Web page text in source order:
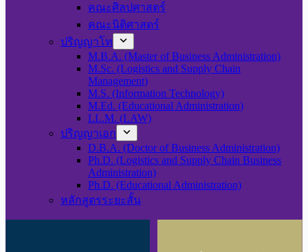
คณะศิลปศาสตร์
คณะนิติศาสตร์
ปริญญาโท
M.B.A. (Master of Business Administration)
M.Sc. (Logistics and Supply Chain
Management)
M.S. (Information Technology)
M.Ed. (Educational Administration)
LL.M. (LAW)
ปริญญาเอก
D.B.A. (Doctor of Business Administration)
Ph.D. (Logistics and Supply Chain Business
Administration)
Ph.D. (Educational Administration)
หลักสูตรระยะสั้น